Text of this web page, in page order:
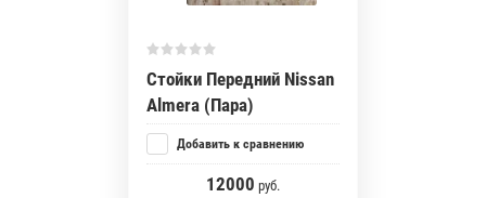
Стойки Передний Nissan
Almera (Пара)
Добавить к сравнению
12000 руб.